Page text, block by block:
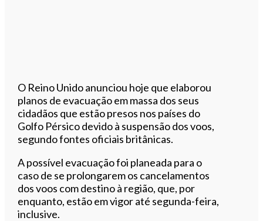
O Reino Unido anunciou hoje que elaborou
planos de evacuação em massa dos seus
cidadãos que estão presos nos países do
Golfo Pérsico devido à suspensão dos voos,
segundo fontes oficiais britânicas.
A possível evacuação foi planeada para o
caso de se prolongarem os cancelamentos
dos voos com destino à região, que, por
enquanto, estão em vigor até segunda-feira,
inclusive.